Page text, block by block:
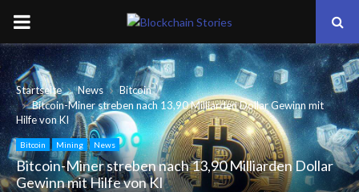
PRIMARY
MENU
Startseite News
Bitcoin
Bitcoin-Miner streben nach 13,90 Milliarden Dollar Gewinn mit
Hilfe von KI
Bitcoin Mining News
Bitcoin-Miner streben nach 13,90 Milliarden Dollar
Gewinn mit Hilfe von KI